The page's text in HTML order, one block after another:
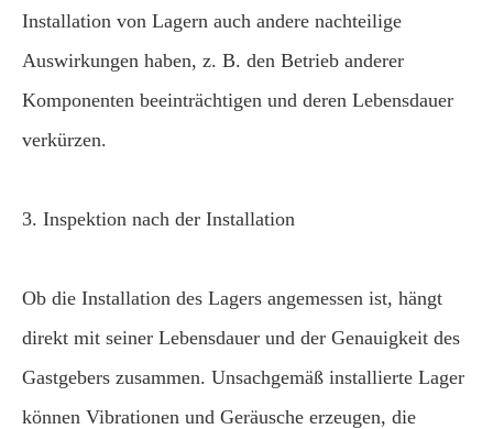
Installation von Lagern auch andere nachteilige
Auswirkungen haben, z. B. den Betrieb anderer
Komponenten beeinträchtigen und deren Lebensdauer
verkürzen.
3. Inspektion nach der Installation
Ob die Installation des Lagers angemessen ist, hängt
direkt mit seiner Lebensdauer und der Genauigkeit des
Gastgebers zusammen. Unsachgemäß installierte Lager
können Vibrationen und Geräusche erzeugen, die